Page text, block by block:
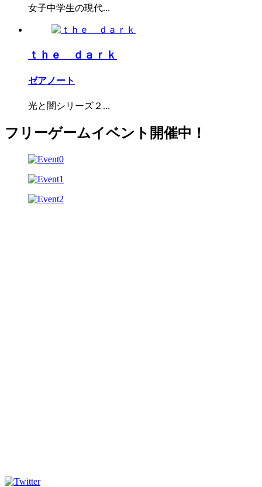
女子中学生の現代...
ｔｈｅ ｄａｒｋ
ゼアノート
光と闇シリーズ２...
フリーゲームイベント開催中！